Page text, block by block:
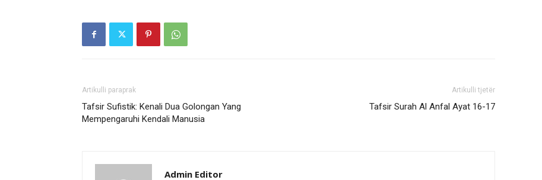
Artikulli paraprak
Tafsir Sufistik: Kenali Dua Golongan Yang
Mempengaruhi Kendali Manusia
Artikulli tjetër
Tafsir Surah Al Anfal Ayat 16-17
Admin Editor